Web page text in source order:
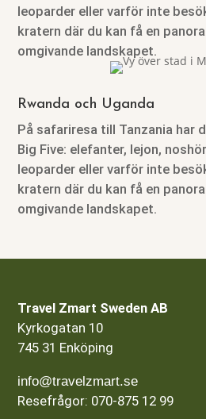
leoparder eller varför inte
kratern där du kan få en
omgivande landskapet.
Rwanda och Uganda
På safariresa till Tanzania har
Big Five: elefanter, lejon,
leoparder eller varför inte
kratern där du kan få en
omgivande landskapet.
Travel Zmart Sweden AB
Kyrkogatan 10
745 31 Enköping
info@travelzmart.se
Resefrågor: 070-875 12 99